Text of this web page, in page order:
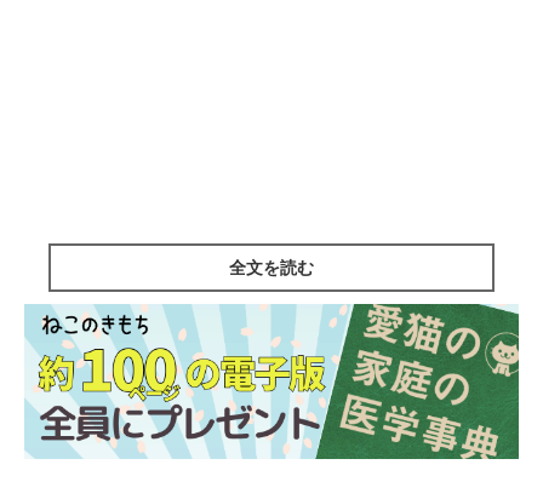
全文を読む